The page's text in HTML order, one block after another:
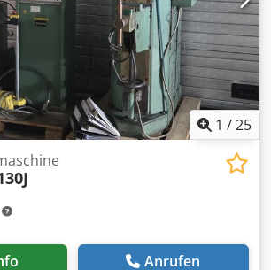
1 /25
Anrufen